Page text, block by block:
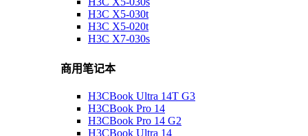
H3C X5-030t
H3C X5-020t
H3C X7-030s
商用笔记本
H3CBook Ultra 14T G3
H3CBook Pro 14
H3CBook Pro 14 G2
H3CBook Ultra 14